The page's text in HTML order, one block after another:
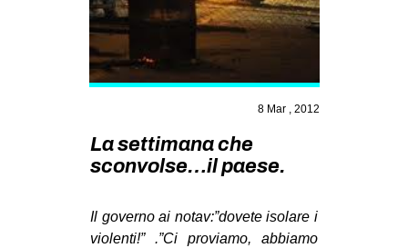
MILANO
SPORT POPOLARE
MOVIMENTI
AMBIENTE
DIRITTO ALL’ABITARE
8 Mar , 2012
La settimana che
sconvolse…il paese.
Il governo ai notav:”dovete isolare i
violenti!” .”Ci proviamo, abbiamo